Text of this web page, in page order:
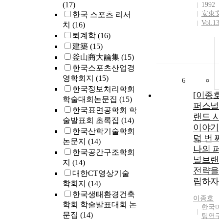
(17)
한국 스포츠 리서
치 (16)
퇴계학 (16)
建築 (15)
釜山商大論集 (15)
한국스포츠산업경
영학회지 (15)
한국정보처리학회
학술대회논문집 (15)
한국표면공학회 학
술발표회 초록집 (14)
한국산학기술학회
논문지 (14)
한국공간구조학회
지 (14)
대한CT영상기술
학회지 (14)
한국생태환경건축
학회 학술발표대회 논
문집 (14)
1992
安東
6
[이종
퍼스
랜드
이야
덟 번
나의
널브
전략
립하
이종호
한국
팅연